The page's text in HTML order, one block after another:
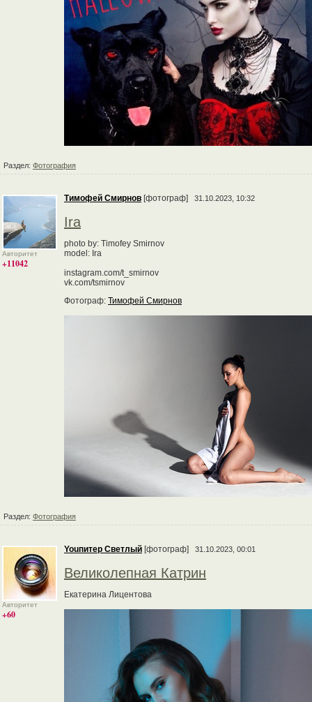
Раздел: Фотография
Авторитет
+11042
Тимофей Смирнов [фотограф] 31.10.2023, 10:32
Ira
photo by: Timofey Smirnov
model: Ira
instagram.com/t_smirnov
vk.com/tsmirnov
Фотограф: Тимофей Смирнов
Раздел: Фотография
Авторитет
+60
Youпитер Светлый [фотограф] 31.10.2023, 00:01
Великолепная Катрин
Екатерина Лицентова